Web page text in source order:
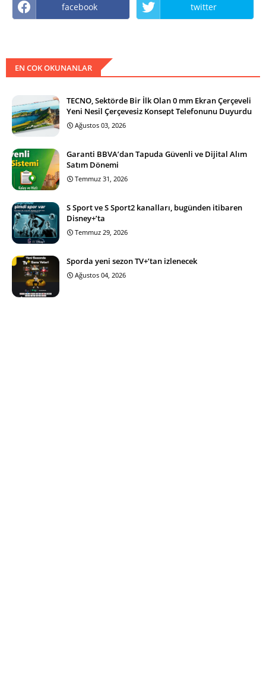
facebook twitter
EN COK OKUNANLAR
TECNO, Sektörde Bir İlk Olan 0 mm Ekran Çerçeveli
Yeni Nesil Çerçevesiz Konsept Telefonunu Duyurdu
Ağustos 03, 2026
Garanti BBVA’dan Tapuda Güvenli ve Dijital Alım
Satım Dönemi
Temmuz 31, 2026
S Sport ve S Sport2 kanalları, bugünden itibaren
Disney+’ta
Temmuz 29, 2026
Sporda yeni sezon TV+’tan izlenecek
Ağustos 04, 2026